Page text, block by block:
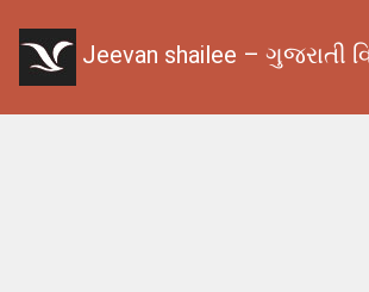
Jeevan shailee – ગુજરાતી